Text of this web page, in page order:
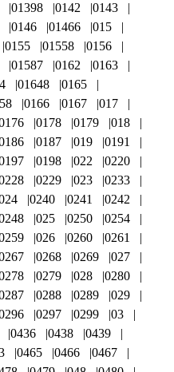
01398 0142
0143
0146 01466
015
0155 01558
0156
01587 0162
0163
01648
0165
0166 0167
017
0178 0179
018
0187 019
0191
0198 022
0220
0229 023
0233
0240 0241
0242
025 0250
0254
026 0260
0261
0268 0269
027
0279 028
0280
0288 0289
029
0297 0299
03
0436 0438
0439
0465 0466
0467